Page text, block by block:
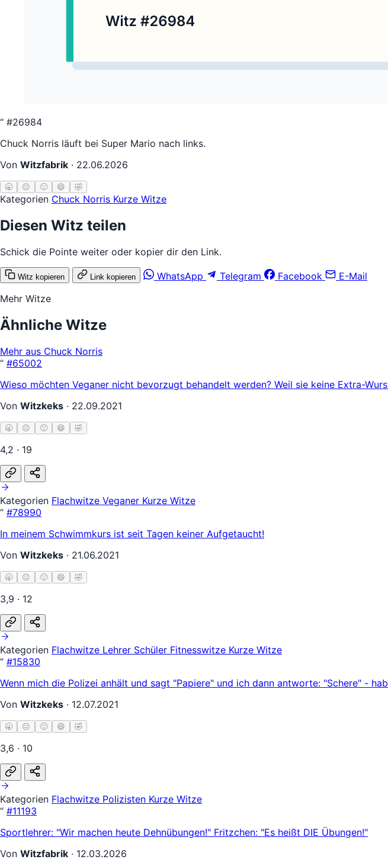
“ #26984
Chuck Norris läuft bei Super Mario nach links.
Von Witzfabrik · 22.06.2026
🥱 😐 🙂 😄 🤣
Kategorien Chuck Norris Kurze Witze
Diesen Witz teilen
Schick die Pointe weiter oder kopier dir den Link.
Witz kopieren Link kopieren WhatsApp Telegram Facebook
E-Mail
Mehr Witze
Ähnliche Witze
Mehr aus Chuck Norris
“ #65002
Wieso möchten Veganer nicht bevorzugt behandelt werden? Weil sie keine Extra-
Von Witzkeks · 22.09.2021
🥱 😐 🙂 😄 🤣
4,2 · 19
Kategorien Flachwitze Veganer Kurze Witze
“ #78990
In meinem Schwimmkurs ist seit Tagen keiner Aufgetaucht!
Von Witzkeks · 21.06.2021
🥱 😐 🙂 😄 🤣
3,9 · 12
Kategorien Flachwitze Lehrer Schüler Fitnesswitze Kurze Witze
“ #15830
Wenn mich die Polizei anhält und sagt "Papiere" und ich dann antworte: "Schere" -
Von Witzkeks · 12.07.2021
🥱 😐 🙂 😄 🤣
3,6 · 10
Kategorien Flachwitze Polizisten Kurze Witze
“ #11193
Sportlehrer: "Wir machen heute Dehnübungen!" Fritzchen: "Es heißt DIE Übungen!"
Von Witzfabrik · 12.03.2026